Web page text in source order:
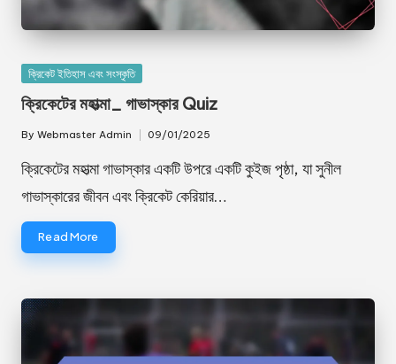
Posted
ক্রিকেট ইতিহাস এবং সংস্কৃতি
ক্রিকেটের মহাত্মা_ গাভাস্কার Quiz
Posted
by
By Webmaster Admin 09/01/2025
ক্রিকেটের মহাত্মা গাভাস্কার একটি উপরে একটি কুইজ পৃষ্ঠা, যা সুনীল
গাভাস্কারের জীবন এবং ক্রিকেট কেরিয়ার…
Read More